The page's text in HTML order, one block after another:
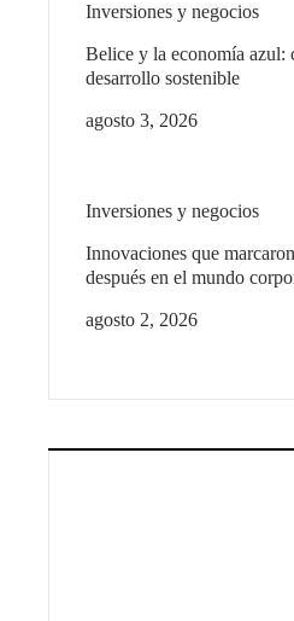
Inversiones y negocios
Belice y la economía azul:
desarrollo sostenible
agosto 3, 2026
Inversiones y negocios
Innovaciones que
después en el mundo
agosto 2, 2026